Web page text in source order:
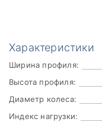
Характеристики
Ширина профиля:
Высота профиля:
Диаметр колеса:
Индекс нагрузки: